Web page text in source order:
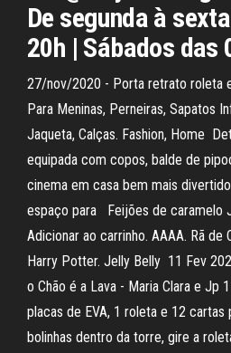
De segunda à
20h | Sábados das
27/nov/2020 - Porta retrato roleta
Para Meninas, Perneiras, Sapatos
Jaqueta, Calças. Fashion, Home
equipada com copos, balde de
cinema em casa bem mais
espaço para Feijões de caramelo
Adicionar ao carrinho. AAAA. Rã
Harry Potter. Jelly Belly 11 Fev
o Chão é a Lava - Maria Clara e Jp
placas de EVA, 1 roleta e 12 cartas
bolinhas dentro da torre, gire a